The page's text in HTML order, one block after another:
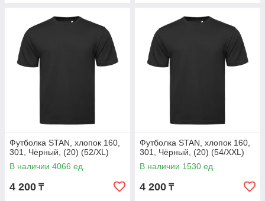
Футболка STAN, хлопок 160,
301, Чёрный, (20) (52/XL)
В наличии 4066 ед.
4 200 ₸
Футболка STAN, хлопок 160,
301, Чёрный, (20) (54/XXL)
В наличии 1530 ед.
4 200 ₸